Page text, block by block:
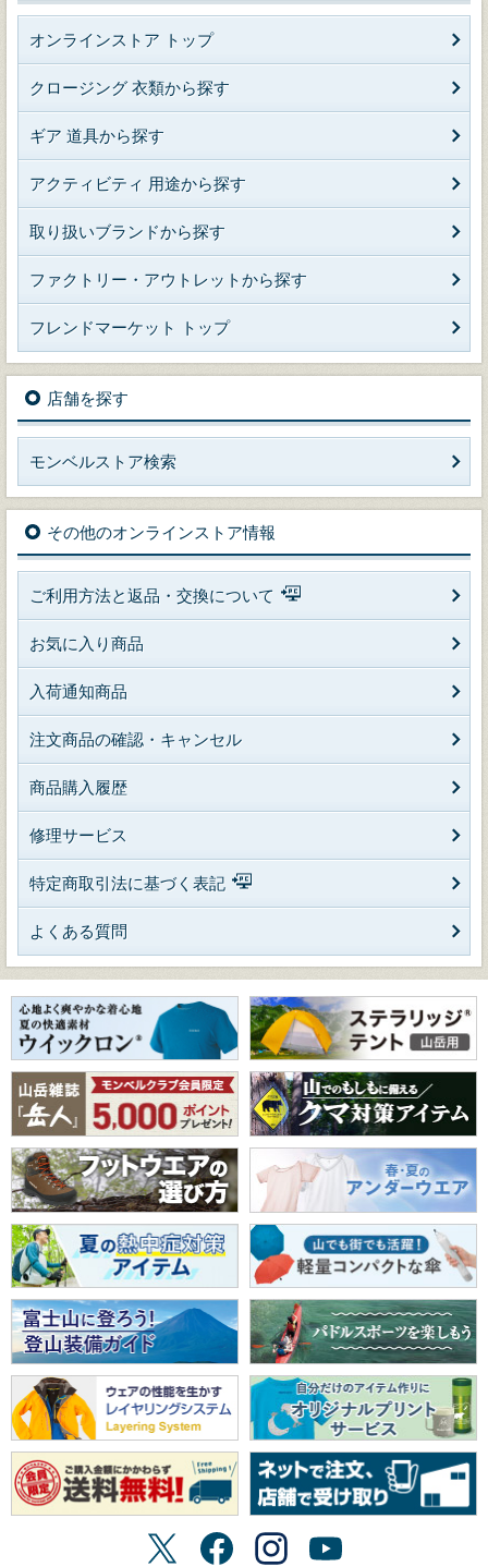
オンラインストア トップ
クロージング 衣類から探す
ギア 道具から探す
アクティビティ 用途から探す
取り扱いブランドから探す
ファクトリー・アウトレットから探す
フレンドマーケット トップ
店舗を探す
モンベルストア検索
その他のオンラインストア情報
ご利用方法と返品・交換について
お気に入り商品
入荷通知商品
注文商品の確認・キャンセル
商品購入履歴
修理サービス
特定商取引法に基づく表記
よくある質問